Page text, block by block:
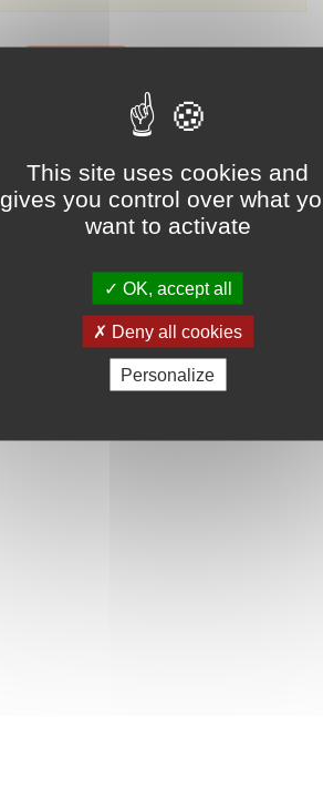
This site uses cookies and
gives you control over what
want to activate
OK, accept all
Deny all cookies
Personalize